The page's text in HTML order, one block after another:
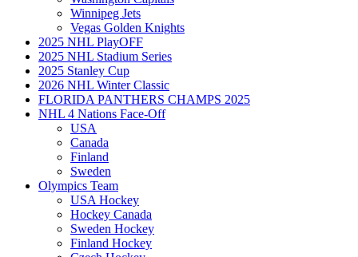
Winnipeg Jets
Vegas Golden Knights
2025 NHL PlayOFF
2025 NHL Stadium Series
2025 Stanley Cup
2026 NHL Winter Classic
FLORIDA PANTHERS CHAMPS 2025
NHL 4 Nations Face-Off
USA
Canada
Finland
Sweden
Olympics Team
USA Hockey
Hockey Canada
Sweden Hockey
Finland Hockey